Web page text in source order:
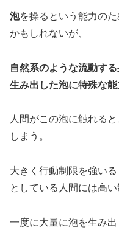
泡を操るという能力の
かもしれないが、
自然系のような流動す
生み出した泡に特殊な能
人間がこの泡に触れる
しまう。
大きく行動制限を強い
としている人間には高い
一度に大量に泡を生み